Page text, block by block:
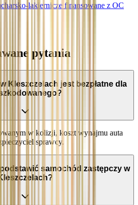
lakiernicze finansowane z OC
pytania
Kleszczelach jest bezpłatne dla
w kolizji, koszt wynajmu auta
sprawcy.
samochód zastępczy w